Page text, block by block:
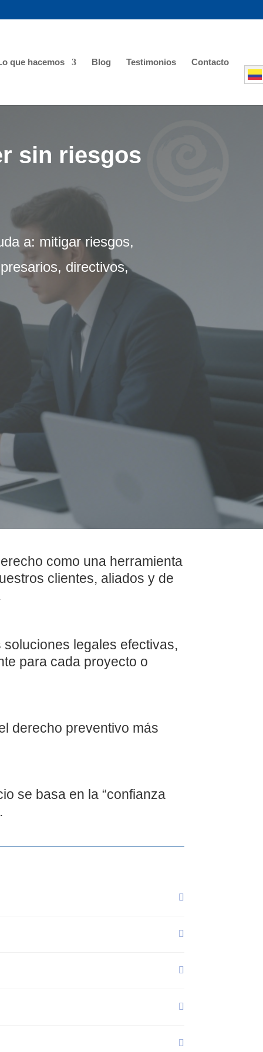
que hacemos Blog Testimonios
Contacto
sin riesgos
a: mitigar riesgos,
directivos,
como una herramienta
clientes, aliados y de
legales efectivas,
para cada proyecto o
derecho preventivo más
se basa en la “confianza